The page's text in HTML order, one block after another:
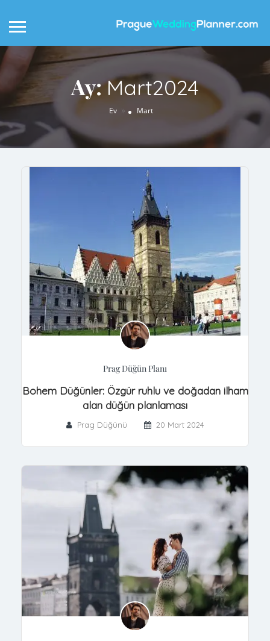
Ay:Mart2024
Ev » Mart
Prag Düğün Planı
Bohem Düğünler: Özgür ruhlu ve doğadan ilham
alan düğün planlaması
Prag Düğünü 20 Mart 2024